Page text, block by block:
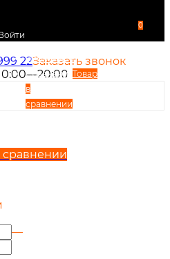
Избранное
Сравнение Товар
в
сравнении
0
22Заказать звонок
сравнении
—